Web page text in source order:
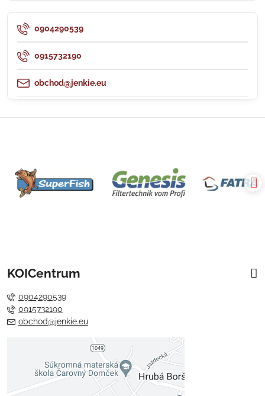
0904290539
0915732190
obchod@jenkie.eu
KOICentrum
0904290539
0915732190
obchod@jenkie.eu
Externý obsah je blokovaný
Voľbami súkromia